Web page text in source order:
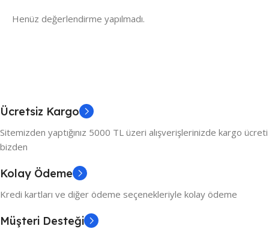
Henüz değerlendirme yapılmadı.
Ücretsiz Kargo
Sitemizden yaptığınız 5000 TL üzeri alışverişlerinizde kargo ücreti
bizden
Kolay Ödeme
Kredi kartları ve diğer ödeme seçenekleriyle kolay ödeme
Müşteri Desteği